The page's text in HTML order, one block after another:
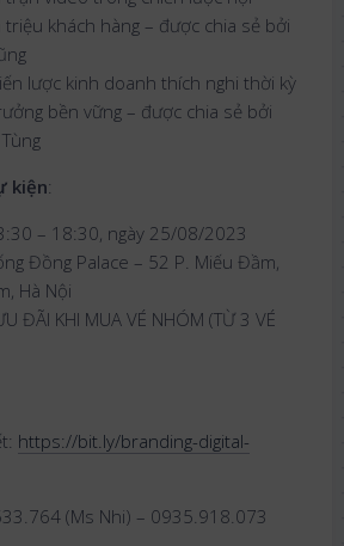
triệu khách hàng – được chia sẻ bởi
lược kinh doanh thích nghi thời kỳ
bền vững – được chia sẻ bởi
kiện:
– 18:30, ngày 25/08/2023
Đồng Palace – 52 P. Miếu Đầm,
Hà Nội
ĐÃI KHI MUA VÉ NHÓM (TỪ 3 VÉ
https://bit.ly/branding-digital-
(Ms Nhi) – 0935.918.073